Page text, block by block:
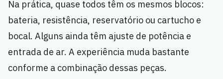
Na prática, quase todos têm os mesmos blocos:
bateria, resistência, reservatório ou cartucho e
bocal. Alguns ainda têm ajuste de potência e
entrada de ar. A experiência muda bastante
conforme a combinação dessas peças.